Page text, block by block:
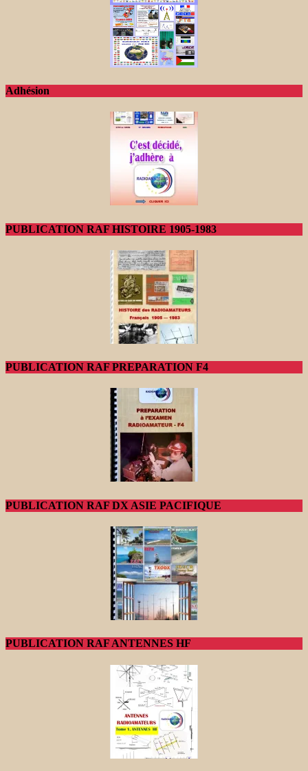
Adhésion
PUBLICATION RAF HISTOIRE 1905-1983
PUBLICATION RAF PREPARATION F4
PUBLICATION RAF DX ASIE PACIFIQUE
PUBLICATION RAF ANTENNES HF